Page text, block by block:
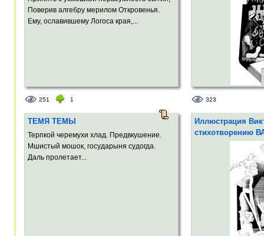
Поверив алгебру мерилом Откровенья.
Ему, ославившему Логоса края,...
251 1 323
ТЕМЯ ТЕМЫ
Терпкой черемухи хлад. Предвкушение.
Мшистый мошок, государыня судогда.
Даль пролетает...
Иллюстрация
стихотворению